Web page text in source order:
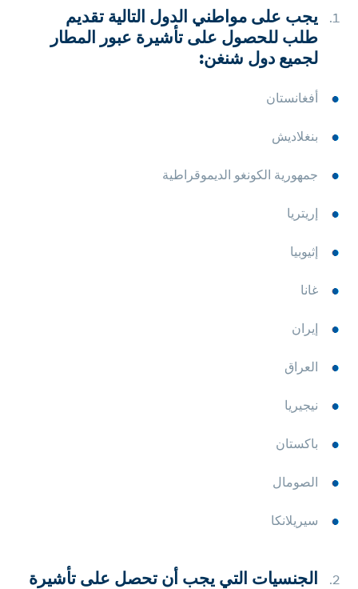
يجب على مواطني الدول التالية تقديم
طلب للحصول على تأشيرة عبور المطار
لجميع دول شنغن:
أفغانستان
بنغلاديش
جمهورية الكونغو الديموقراطية
إريتريا
إثيوبيا
غانا
إيران
العراق
نيجيريا
باكستان
الصومال
سيريلانكا
الجنسيات التي يجب أن تحصل على تأشيرة